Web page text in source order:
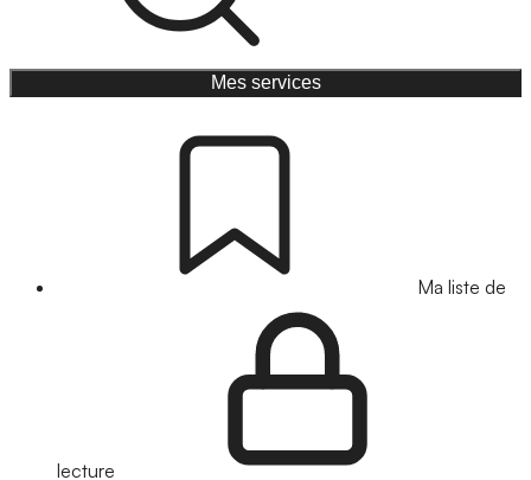
Mes services
Ma liste de
lecture